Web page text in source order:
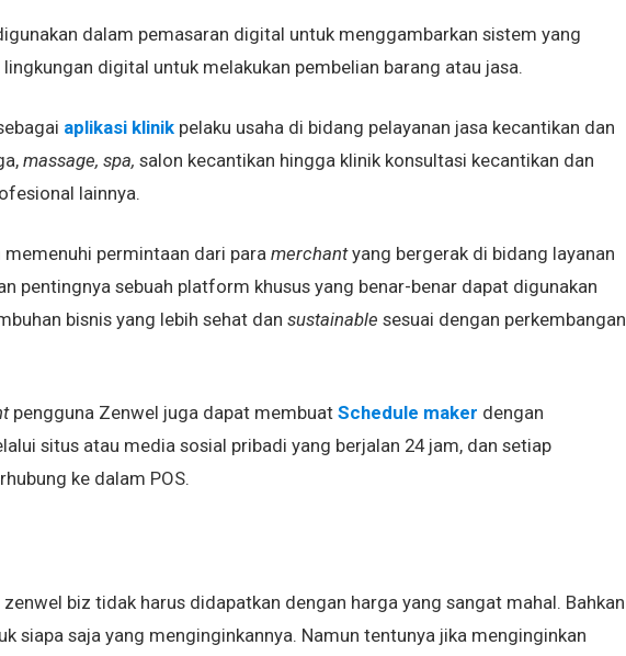
dalam pemasaran digital untuk menggambarkan sistem yang
digital untuk melakukan pembelian barang atau jasa.
aplikasi klinikpelaku usaha di bidang pelayanan jasa kecantikan dan
massage, spa, salon kecantikan hingga klinik konsultasi kecantikan dan
lainnya.
permintaan dari para merchantyang bergerak di bidang layanan
pentingnya sebuah platform khusus yang benar-benar dapat digunakan
bisnis yang lebih sehat dan sustainable sesuai dengan perkembangan
pengguna Zenwel juga dapat membuat Schedule maker dengan
situs atau media sosial pribadi yang berjalan 24 jam, dan setiap
ke dalam POS.
biz tidak harus didapatkan dengan harga yang sangat mahal. Bahkan
siapa saja yang menginginkannya. Namun tentunya jika menginginkan